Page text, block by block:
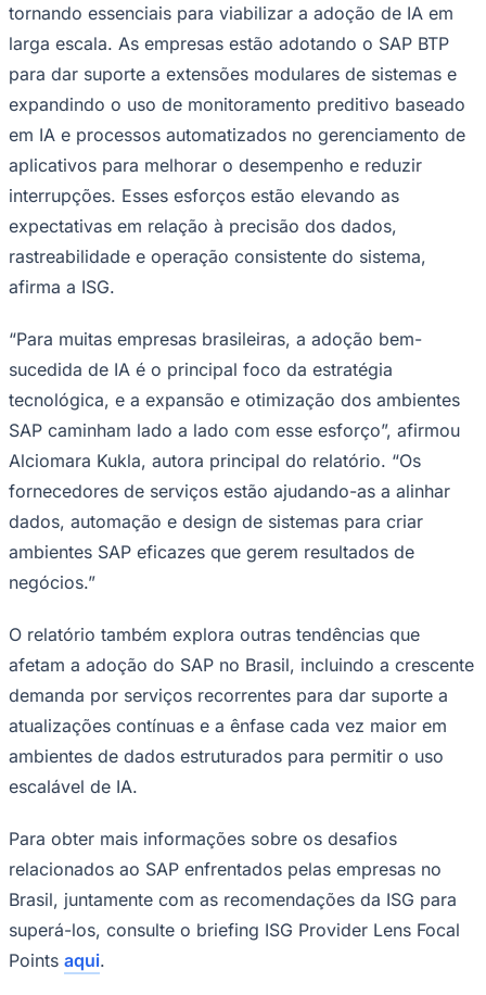
Corinthians
Palmeiras
tornando essenciais para viabilizar a adoção de IA em
larga escala. As empresas estão adotando o SAP BTP
para dar suporte a extensões modulares de sistemas e
expandindo o uso de monitoramento preditivo baseado
em IA e processos automatizados no gerenciamento de
aplicativos para melhorar o desempenho e reduzir
interrupções. Esses esforços estão elevando as
expectativas em relação à precisão dos dados,
rastreabilidade e operação consistente do sistema,
afirma a ISG.
“Para muitas empresas brasileiras, a adoção bem-
sucedida de IA é o principal foco da estratégia
tecnológica, e a expansão e otimização dos ambientes
SAP caminham lado a lado com esse esforço”, afirmou
Alciomara Kukla, autora principal do relatório. “Os
fornecedores de serviços estão ajudando-as a alinhar
dados, automação e design de sistemas para criar
ambientes SAP eficazes que gerem resultados de
negócios.”
O relatório também explora outras tendências que
afetam a adoção do SAP no Brasil, incluindo a crescente
demanda por serviços recorrentes para dar suporte a
atualizações contínuas e a ênfase cada vez maior em
ambientes de dados estruturados para permitir o uso
escalável de IA.
Para obter mais informações sobre os desafios
relacionados ao SAP enfrentados pelas empresas no
Brasil, juntamente com as recomendações da ISG para
superá-los, consulte o briefing ISG Provider Lens Focal
Points aqui.